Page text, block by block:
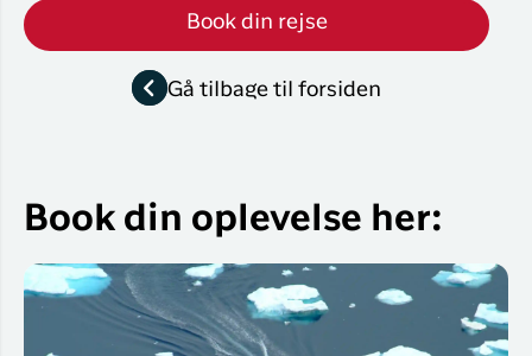
Gå tilbage til forsiden
Book din rejse
Book din oplevelse her: